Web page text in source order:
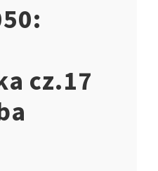
cz.17